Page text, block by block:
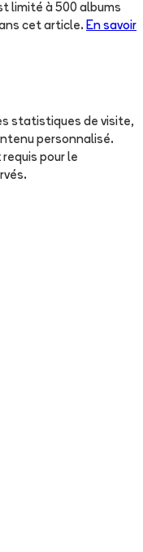
limité à 500 albums
cet article. En savoir
statistiques de visite,
personnalisé.
pour le